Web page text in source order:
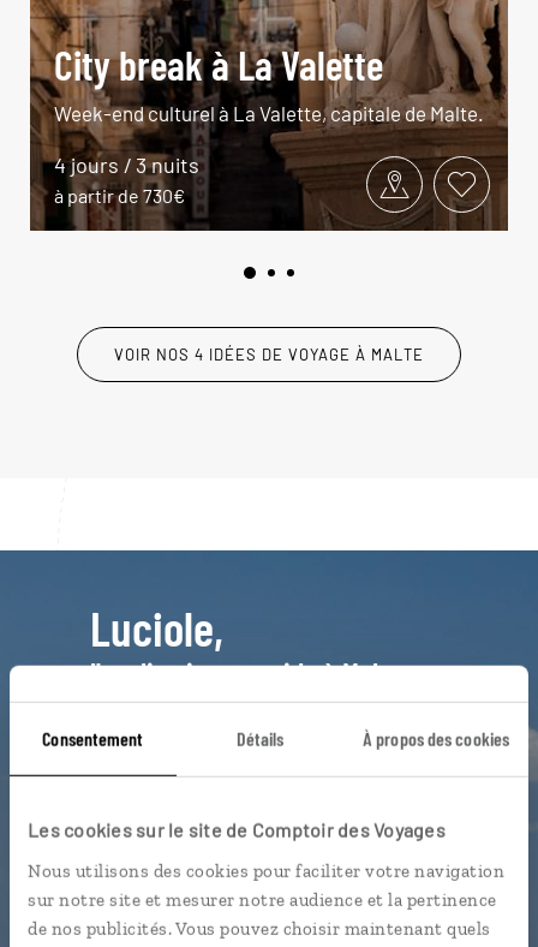
Consentement Détails À propos des cookies
Les cookies sur le site de Comptoir des Voyages
Nous utilisons des cookies pour faciliter votre navigation
sur notre site et mesurer notre audience et la pertinence
de nos publicités. Vous pouvez choisir maintenant quels
City break à La Valette
Week-end culturel à La Valette, capitale de Malte.
4 jours / 3 nuits
à partir de 730€
VOIR NOS 4 IDÉES DE VOYAGE À MALTE
Luciole,
l'appli qui vous guide à Malte
L’itinéraire vers votre maison
pastizzerias
Les plus belles criques
géolocalisées
L'album souvenirs à composer